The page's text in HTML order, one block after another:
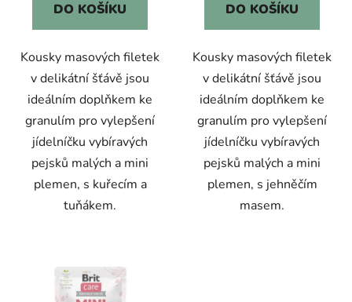
DO KOŠÍKU
Kousky masových filetek
v delikátní šťávě jsou
ideálním doplňkem ke
granulím pro vylepšení
jídelníčku vybíravých
pejsků malých a mini
plemen, s kuřecím a
tuňákem.
DO KOŠÍKU
Kousky masových filetek
v delikátní šťávě jsou
ideálním doplňkem ke
granulím pro vylepšení
jídelníčku vybíravých
pejsků malých a mini
plemen, s jehněčím
masem.